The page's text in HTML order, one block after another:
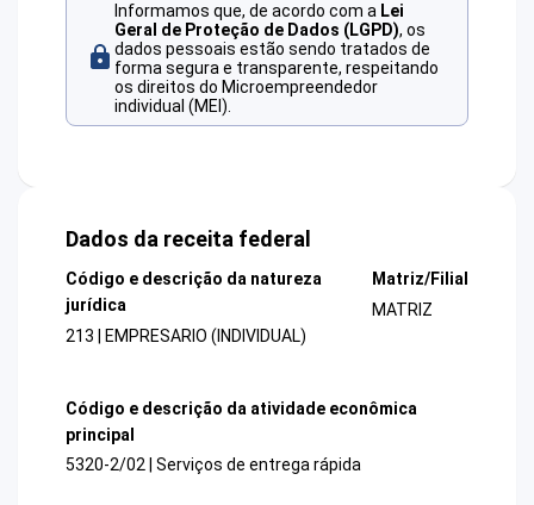
Informamos que, de acordo com a Lei
Geral de Proteção de Dados (LGPD), os
dados pessoais estão sendo tratados de
forma segura e transparente, respeitando
os direitos do Microempreendedor
individual (MEI).
Dados da receita federal
Código e descrição da natureza
jurídica
213 | EMPRESARIO (INDIVIDUAL)
Matriz/Filial
MATRIZ
Código e descrição da atividade econômica
principal
5320-2/02 | Serviços de entrega rápida